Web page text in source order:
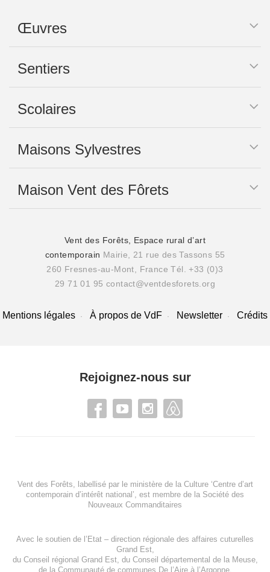
Œuvres
Sentiers
Scolaires
Maisons Sylvestres
Maison Vent des Fôrets
Vent des Forêts, Espace rural d’art
contemporain Mairie, 21 rue des Tassons 55
260 Fresnes-au-Mont, France Tél. +33 (0)3
29 71 01 95 contact@ventdesforets.org
Mentions légales À propos de VdF Newsletter Crédits
Rejoignez-nous sur
Vent des Forêts, labellisé par le ministère de la Culture ‘Centre d’art
contemporain d’intérêt national’, est membre de la Société des
Nouveaux Commanditaires
Avec le soutien de l’ Etat – direction régionale des affaires cuturelles
Grand Est,
du Conseil régional Grand Est, du Conseil départemental de la Meuse,
de la Communauté de communes De l’Aire à l’Argonne,